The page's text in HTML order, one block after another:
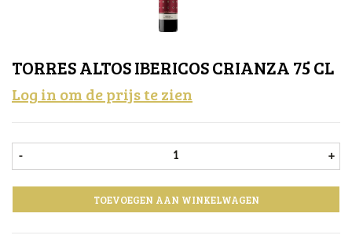
TORRES ALTOS IBERICOS CRIANZA 75 CL
Log in om de prijs te zien
- Torres Altos Ibericos Crianza 75 cl
+
TOEVOEGEN AAN WINKELWAGEN